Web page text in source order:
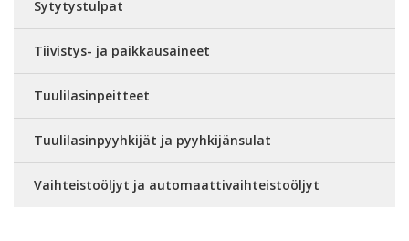
Sytytystulpat
Tiivistys- ja paikkausaineet
Tuulilasinpeitteet
Tuulilasinpyyhkijät ja pyyhkijänsulat
Vaihteistoöljyt ja automaattivaihteistoöljyt